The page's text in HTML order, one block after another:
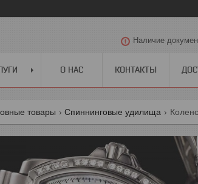
Наличие
О НАС КОНТАКТЫ
товары Спиннинговые удилища